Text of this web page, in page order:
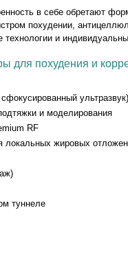
в себе обретают
похудении,
технологии и
для похудения и
ультразвук)
и моделирования
RF
локальных жировых
туннеле